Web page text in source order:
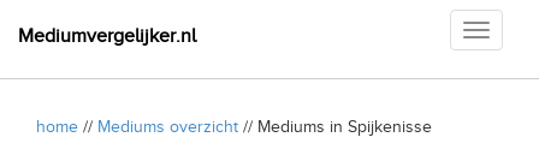
Toggle
Mediumvergelijker.nl
home // Mediums overzicht // Mediums in Spijkenisse